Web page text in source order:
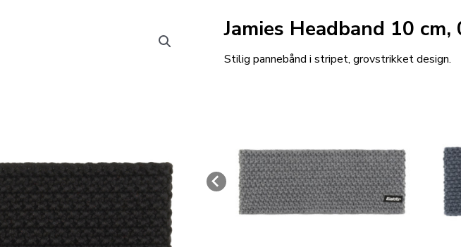
Jamies Headband 10 cm,
Stilig pannebånd i stripet, grovstrikket design.